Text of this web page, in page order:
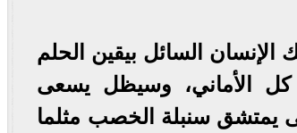
الإنسان السائل بيقين الحلم
الأماني، وسيظل يسعى
يمتشق سنبلة الخصب مثلما